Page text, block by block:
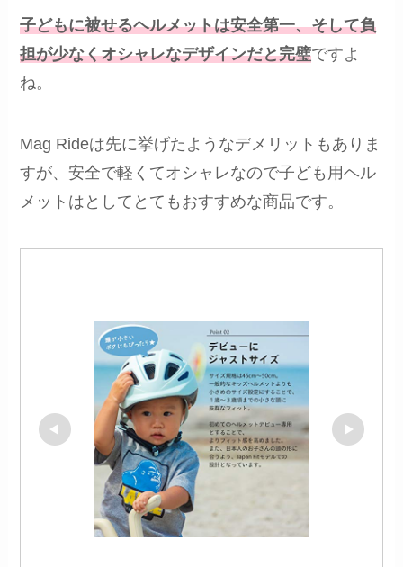
子どもに被せるヘルメットは安全第一、そして負
担が少なくオシャレなデザインだと完璧ですよ
ね。
Mag Rideは先に挙げたようなデメリットもありま
すが、安全で軽くてオシャレなので子ども用ヘル
メットはとしてとてもおすすめな商品です。